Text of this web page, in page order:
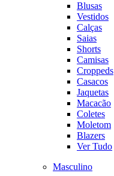
Blusas
Vestidos
Calças
Saias
Shorts
Camisas
Croppeds
Casacos
Jaquetas
Macacão
Coletes
Moletom
Blazers
Ver Tudo
Masculino